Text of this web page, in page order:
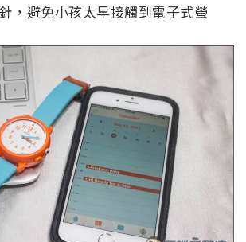
，避免小孩太早接觸到電子式螢